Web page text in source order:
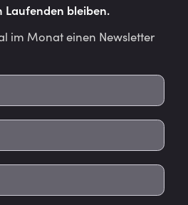
bleiben.
im Monat einen Newsletter